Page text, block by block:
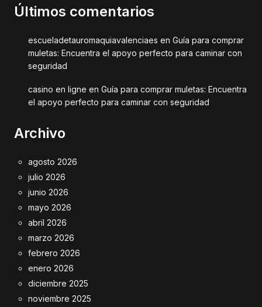
Últimos comentarios
escueladetauromaquiavalenciaes en Guía para comprar
muletas: Encuentra el apoyo perfecto para caminar con
seguridad
casino en ligne en Guía para comprar muletas: Encuentra
el apoyo perfecto para caminar con seguridad
Archivo
agosto 2026
julio 2026
junio 2026
mayo 2026
abril 2026
marzo 2026
febrero 2026
enero 2026
diciembre 2025
noviembre 2025